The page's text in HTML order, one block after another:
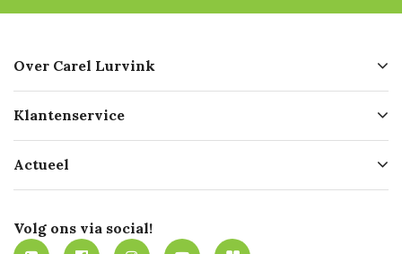
Over Carel Lurvink
Geschiedenis
Missie
Werken bij Carel Lurvink
MVO
Klantenservice
Bezorgen
Mijn Carel Lurvink
Mijn Carel Lurvink instructievideo's
Actueel
Innovation LAB
Tevreden klanten
Volg ons via social!